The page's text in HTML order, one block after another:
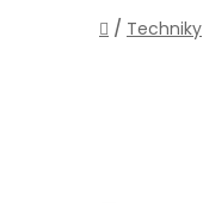
Domů
/ Techniky